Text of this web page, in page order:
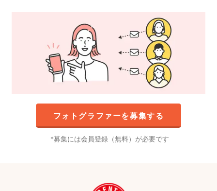
フォトグラファーを募集する
募集には会員登録（無料）が必要です